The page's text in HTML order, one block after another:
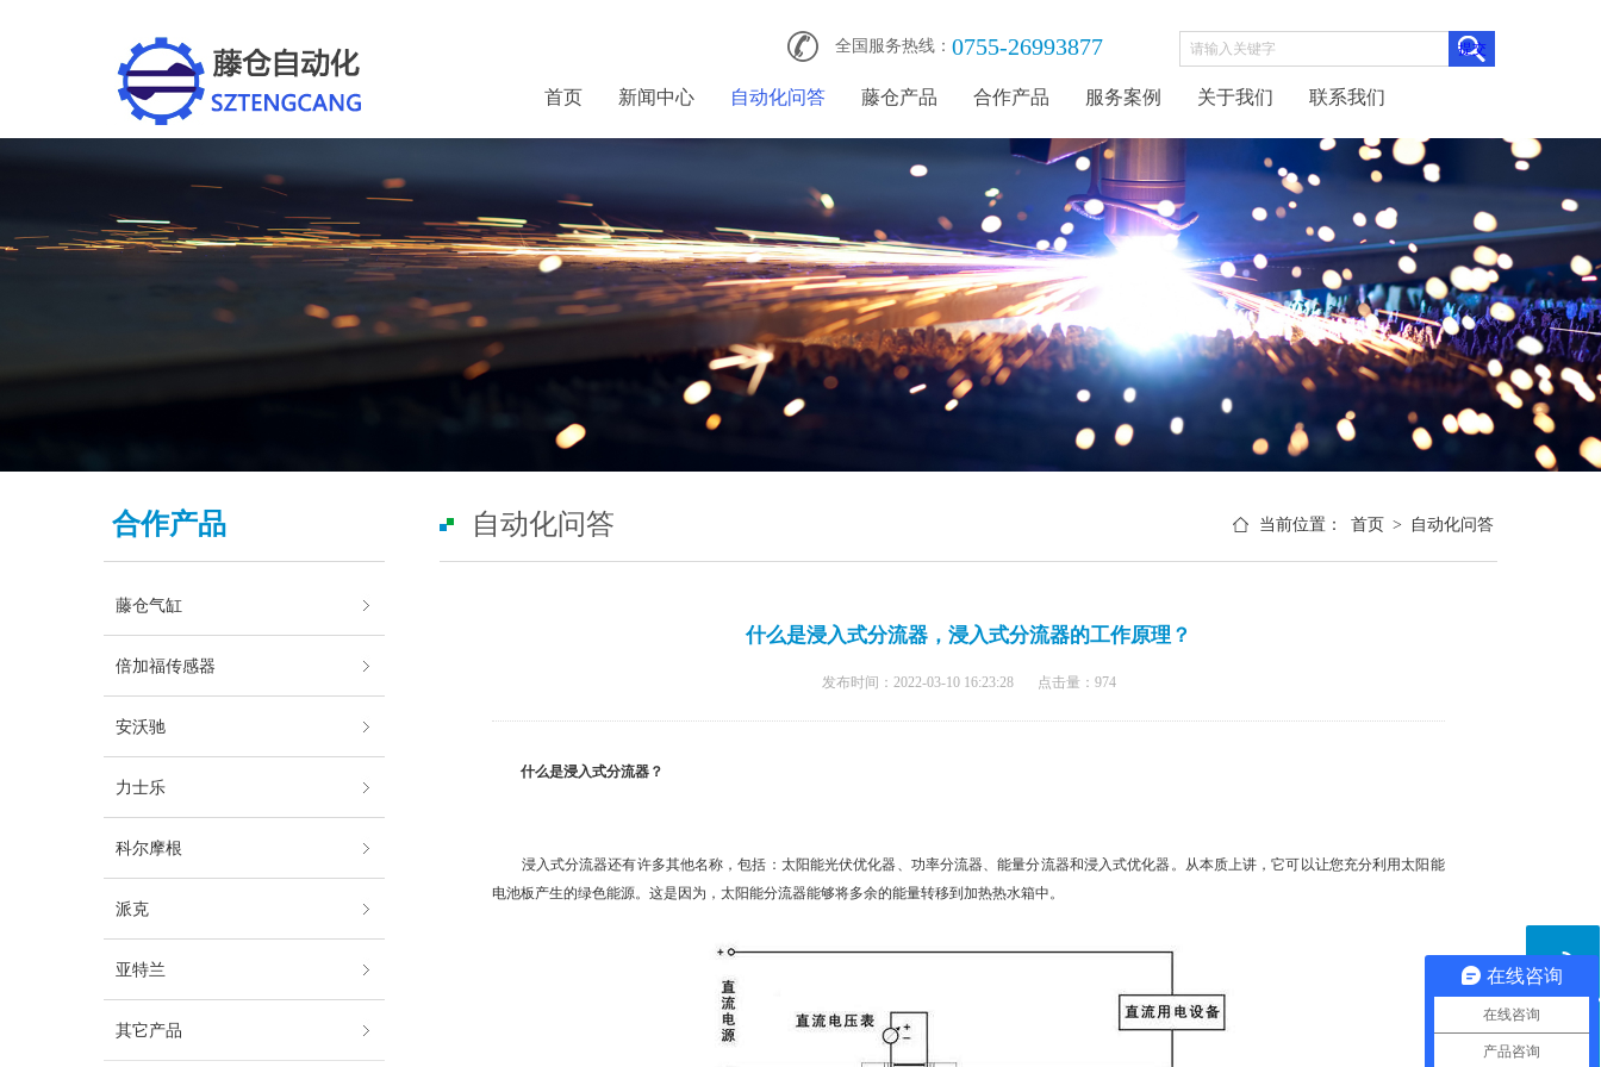
全国服务热线： 0755-26993877
首页 新闻中心 自动化问答 藤仓产品 合作产品 服务案例 关于我们 联系我们
合作产品
藤仓气缸
倍加福传感器
安沃驰
力士乐
科尔摩根
派克
亚特兰
其它产品
当前位置： 首页 > 自动化问答
自动化问答
什么是浸入式分流器，浸入式分流器的工作原理？
发布时间：2022-03-10 16:23:28 点击量： 974
什么是浸入式分流器？
浸入式分流器还有许多其他名称，包括：太阳能光伏优化器、功率分流器、能量分流器和浸入式优化器。从本质上讲，它可以让您充分利用太阳能
电池板产生的绿色能源。这是因为，太阳能分流器能够将多余的能量转移到加热热水箱中。
在线咨询
在线咨询
产品咨询